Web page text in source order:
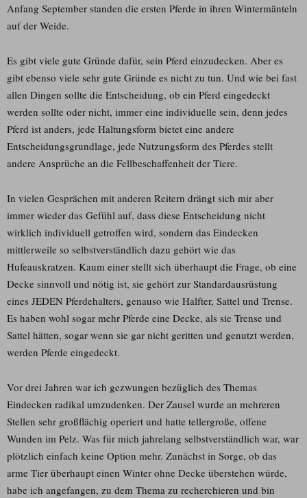
Anfang September standen die ersten Pferde in ihren Wintermänteln
auf der Weide.
Es gibt viele gute Gründe dafür, sein Pferd einzudecken. Aber es
gibt ebenso viele sehr gute Gründe es nicht zu tun. Und wie bei fast
allen Dingen sollte die Entscheidung, ob ein Pferd eingedeckt
werden sollte oder nicht, immer eine individuelle sein, denn jedes
Pferd ist anders, jede Haltungsform bietet eine andere
Entscheidungsgrundlage, jede Nutzungsform des Pferdes stellt
andere Ansprüche an die Fellbeschaffenheit der Tiere.
In vielen Gesprächen mit anderen Reitern drängt sich mir aber
immer wieder das Gefühl auf, dass diese Entscheidung nicht
wirklich individuell getroffen wird, sondern das Eindecken
mittlerweile so selbstverständlich dazu gehört wie das
Hufeauskratzen. Kaum einer stellt sich überhaupt die Frage, ob eine
Decke sinnvoll und nötig ist, sie gehört zur Standardausrüstung
eines JEDEN Pferdehalters, genauso wie Halfter, Sattel und Trense.
Es haben wohl sogar mehr Pferde eine Decke, als sie Trense und
Sattel hätten, sogar wenn sie gar nicht geritten und genutzt werden,
werden Pferde eingedeckt.
Vor drei Jahren war ich gezwungen bezüglich des Themas
Eindecken radikal umzudenken. Der Zausel wurde an mehreren
Stellen sehr großflächig operiert und hatte tellergroße, offene
Wunden im Pelz. Was für mich jahrelang selbstverständlich war, war
plötzlich einfach keine Option mehr. Zunächst in Sorge, ob das
arme Tier überhaupt einen Winter ohne Decke überstehen würde,
habe ich angefangen, zu dem Thema zu recherchieren und bin